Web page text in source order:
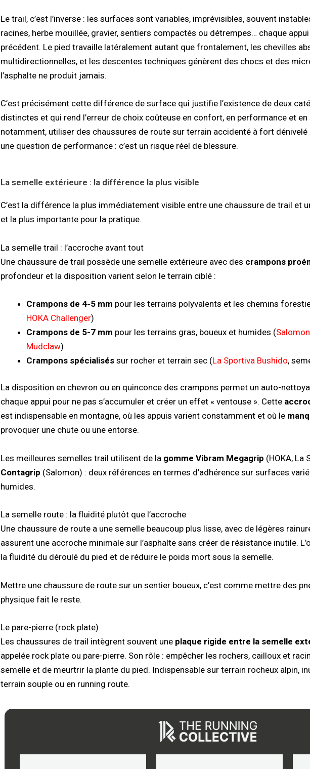
Le trail, c’est l’inverse : les surfaces sont variables, imprévisibles, souvent
racines, herbe mouillée, gravier, sentiers compactés ou détrempes… chaque
précédent. Le pied travaille latéralement autant que frontalement, les chevilles
multidirectionnelles, et les descentes techniques génèrent des chocs et des
l’asphalte ne produit jamais.
C’est précisément cette différence de surface qui justifie l’existence de deux
distinctes et qui rend l’erreur de choix coûteuse en confort, en performance et
notamment, utiliser des chaussures de route sur terrain accidenté à fort dénivelé
une question de performance : c’est un risque réel de blessure.
La semelle extérieure : la différence la plus visible
C’est la différence la plus immédiatement visible entre une chaussure de trail et
et la plus importante pour la pratique.
La semelle trail : l’accroche avant tout
Une chaussure de trail possède une semelle extérieure avec des crampons
profondeur et la disposition varient selon le terrain ciblé :
Crampons de 4-5 mm pour les terrains polyvalents et les chemins
HOKA Challenger)
Crampons de 5-7 mm pour les terrains gras, boueux et humides (
Mudclaw)
Crampons spécialiséssur rocher et terrain sec (La Sportiva Bushido,
La disposition en chevron ou en quinconce des crampons permet un auto-
chaque appui pour ne pas s’accumuler et créer un effet « ventouse ». Cette
est indispensable en montagne, où les appuis varient constamment et où le
provoquer une chute ou une entorse.
Les meilleures semelles trail utilisent de la gomme Vibram Megagrip (HOKA, La
Contagrip (Salomon) : deux références en termes d’adhérence sur surfaces
humides.
La semelle route : la fluidité plutôt que l’accroche
Une chaussure de route a une semelle beaucoup plus lisse, avec de légères
assurent une accroche minimale sur l’asphalte sans créer de résistance inutile.
la fluidité du déroulé du pied et de réduire le poids mort sous la semelle.
Mettre une chaussure de route sur un sentier boueux, c’est comme mettre des
physique fait le reste.
Le pare-pierre (rock plate)
Les chaussures de trail intègrent souvent une plaque rigide entre la semelle
appelée rock plate ou pare-pierre. Son rôle : empêcher les rochers, cailloux et
semelle et de meurtrir la plante du pied. Indispensable sur terrain rocheux alpin,
terrain souple ou en running route.